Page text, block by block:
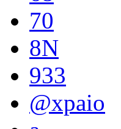
70
8N
933
@xpaio